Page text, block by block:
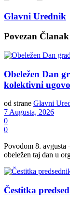
Glavni Urednik
Povezan Članak
Obeležen Dan
kolektivni
od strane Glavni
7 Augusta, 2026
0
0
Povodom 8. avgusta
obeležen taj dan u
Čestitka